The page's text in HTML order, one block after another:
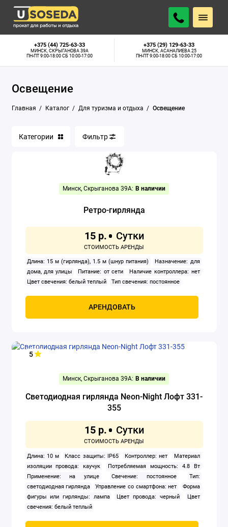
+375 (44) 725-63-33
МИНСК, СКРЫГАНОВА 39А
ПН-ПТ 9:00-18:00 СБ 10:00-17:00
+375 (29) 129-63-33
МИНСК, АСАНАЛИЕВА 25
ПН-ПТ 9:00-18:00 СБ 10:00-17:00
Освещение
Главная Каталог Для туризма и отдыха Освещение
Байдарки
Гамаки
Костровые чаши
Мангалы
Спальные мешки
Туристическая посуда
Категории Фильтр
Минск, Скрыганова 39А: В наличии
Ретро-гирлянда
15 р.
Длина: 15 м (гирлянда), 1.5 м (шнур питания)
Назначение: для
дома, для улицы
Питание: от сети
Наличие контроллера: нет
Цвет свечения: белый теплый
Тип свечения: постоянное
АРЕНДОВАТЬ
5
Минск, Скрыганова 39А: В наличии
Светодиодная гирлянда Neon-Night Лофт 331-
355
15 р.
Длина: 10 м Класс защиты: IP65 Контроллер: нет
Материал
изоляции провода: каучук
Потребляемая мощность: 4.8 Вт
Применение: на улице
Свечение: постоянное
Тип:
светодиодная гирлянда
Управление со смартфона: нет
Форма
фигуры или гирлянды: лампа
Цвет провода: черный
Цвет
свечения: белый теплый